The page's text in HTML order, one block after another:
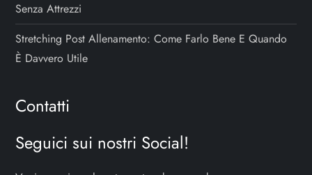
Senza Attrezzi
Stretching Post Allenamento: Come Farlo Bene E Quando
È Davvero Utile
Contatti
Seguici sui nostri Social!